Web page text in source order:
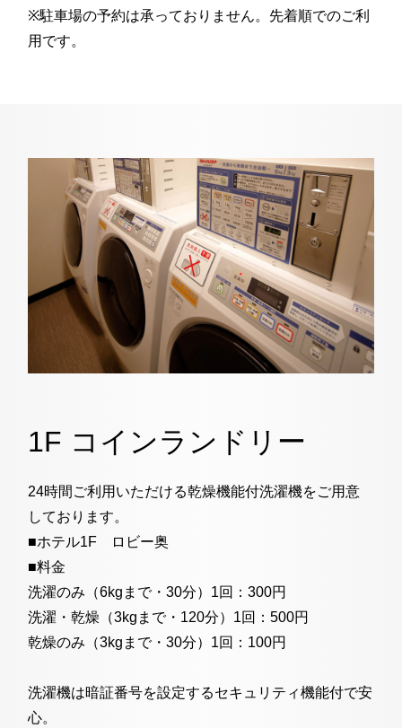
※駐車場の予約は承っておりません。先着順でのご利
用です。
1F コインランドリー
24時間ご利用いただける乾燥機能付洗濯機をご用意
しております。
■ホテル1F ロビー奥
■料金
洗濯のみ（6kgまで・30分）1回：300円
洗濯・乾燥（3kgまで・120分）1回：500円
乾燥のみ（3kgまで・30分）1回：100円
洗濯機は暗証番号を設定するセキュリティ機能付で安
心。